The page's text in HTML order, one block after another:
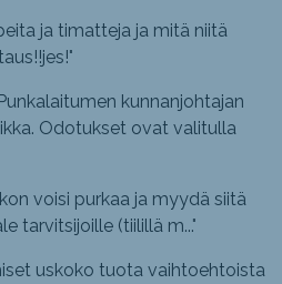
ja timatteja ja mitä niitä
"
kunnanjohtajan
Odotukset ovat valitulla
voisi purkaa ja myydä siitä
tarvitsijoille (tiilillä m..."
uskoko tuota vaihtoehtoista